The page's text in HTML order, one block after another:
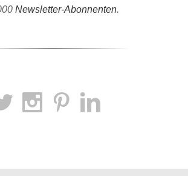
Newsletter-Abonnenten.